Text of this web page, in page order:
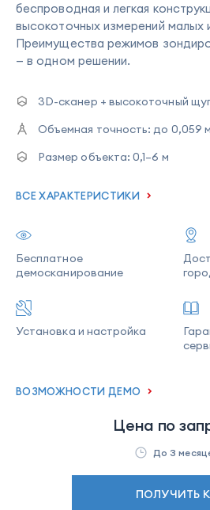
беспроводная и легкая
высокоточных измерений малых
Преимущества режимов
— в одном решении.
3D-сканер + высокоточный
Объемная точность: до 0,059
Размер объекта: 0,1–6 м
ВСЕ ХАРАКТЕРИСТИКИ
Бесплатное
демосканирование
Установка и настройка
ВОЗМОЖНОСТИ ДЕМО
Цена по
До 3
ПОЛУЧИТЬ